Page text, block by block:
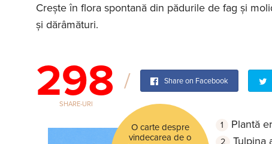
Crește în flora spontană din pădurile de fag și
și dărâmături.
298
SHARE-URI
Share on Facebook
O carte despre
vindecarea de o
Plantă
Tulpina